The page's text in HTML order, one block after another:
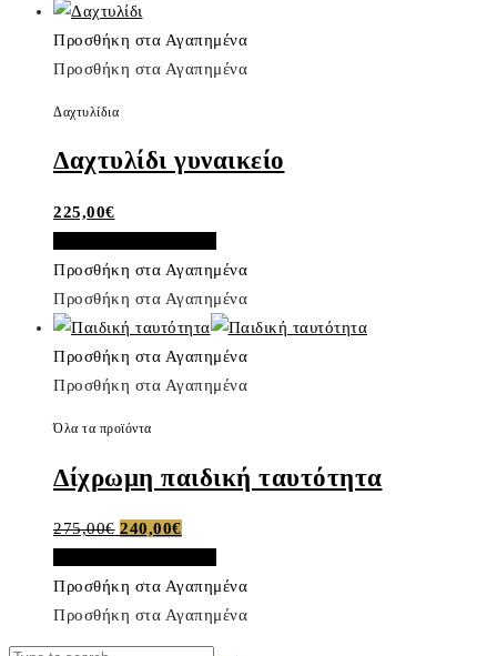
Προσθήκη στα Αγαπημένα
Προσθήκη στα Αγαπημένα
Δαχτυλίδια
Δαχτυλίδι γυναικείο
225,00€
Προσθήκη στα Αγαπημένα
Προσθήκη στα Αγαπημένα
Προσθήκη στα Αγαπημένα
Προσθήκη στα Αγαπημένα
Όλα τα προϊόντα
Δίχρωμη παιδική ταυτότητα
275,00€ Original
price
275,00€.
240,00€Η
τρέχουσα
είναι:
240,00€.
Προσθήκη στα Αγαπημένα
Προσθήκη στα Αγαπημένα